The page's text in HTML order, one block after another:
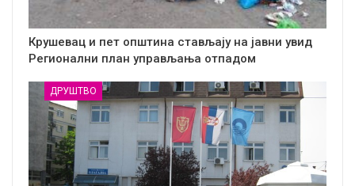
Крушевац и пет општина стављају на јавни увид
Регионални план управљања отпадом
ДРУШТВО